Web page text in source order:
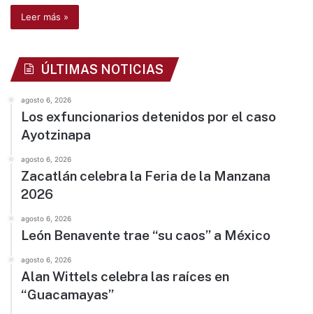
Leer más »
ÚLTIMAS NOTICIAS
agosto 6, 2026
Los exfuncionarios detenidos por el caso
Ayotzinapa
agosto 6, 2026
Zacatlán celebra la Feria de la Manzana
2026
agosto 6, 2026
León Benavente trae “su caos” a México
agosto 6, 2026
Alan Wittels celebra las raíces en
“Guacamayas”